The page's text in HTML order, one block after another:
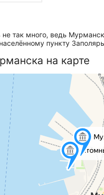
не так много, ведь
пункту
на карте